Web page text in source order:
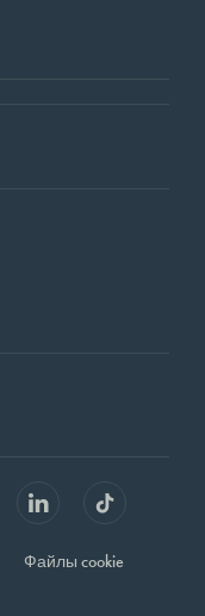
Файлы cookie